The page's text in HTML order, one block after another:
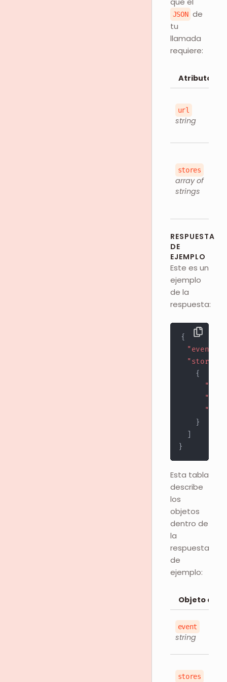
JSON de
tu
llamada
requiere:
Atributos
url
string
stores
array of
strings
RESPUESTA
DE
EJEMPLO
Este es un
ejemplo
de la
respuesta:
{
"event"
"stores"
{
"url"
}
}
Esta tabla
describe
los
objetos
dentro de
la
respuesta
de
ejemplo:
Objeto en
event
string
stores